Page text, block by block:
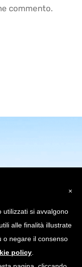
commento.
×
utilizzati si avvalgono
alle finalità illustrate
o negare il consenso
policy